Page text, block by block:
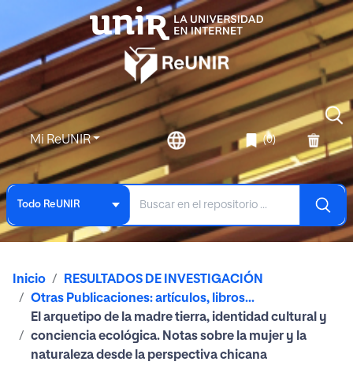
Mi ReUNIR (0)
Todo ReUNIR
Inicio
RESULTADOS DE INVESTIGACIÓN
Otras Publicaciones: artículos, libros...
El arquetipo de la madre tierra, identidad cultural y
conciencia ecológica. Notas sobre la mujer y la
naturaleza desde la perspectiva chicana